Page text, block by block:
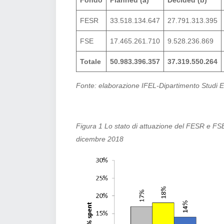
FESR 33.518.134.647 27.791.313.395
FSE 17.465.261.710 9.528.236.869
Totale 50.983.396.357 37.319.550.264
Fonte: elaborazione IFEL-Dipartimento Studi
Figura 1 Lo stato di attuazione del FESR e
dicembre 2018